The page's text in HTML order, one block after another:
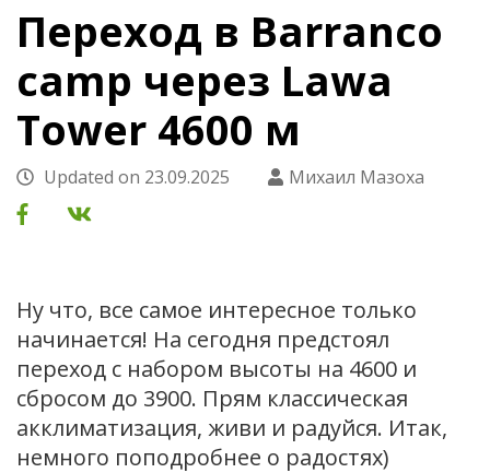
Переход в Barranco
camp через Lawa
Tower 4600 м
Updated on 23.09.2025 Михаил Мазоха
Ну что, все самое интересное только
начинается! На сегодня предстоял
переход с набором высоты на 4600 и
сбросом до 3900. Прям классическая
акклиматизация, живи и радуйся. Итак,
немного поподробнее о радостях)